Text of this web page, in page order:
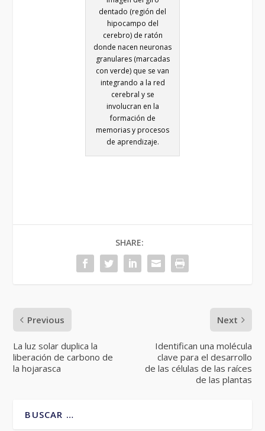
dentado (región del
hipocampo del
cerebro) de ratón
donde nacen neuronas
granulares (marcadas
con verde) que se van
integrando a la red
cerebral y se
involucran en la
formación de
memorias y procesos
de aprendizaje.
SHARE:
Previous
La luz solar duplica la
liberación de carbono de
la hojarasca
Next
Identifican una molécula
clave para el desarrollo
de las células de las raíces
de las plantas